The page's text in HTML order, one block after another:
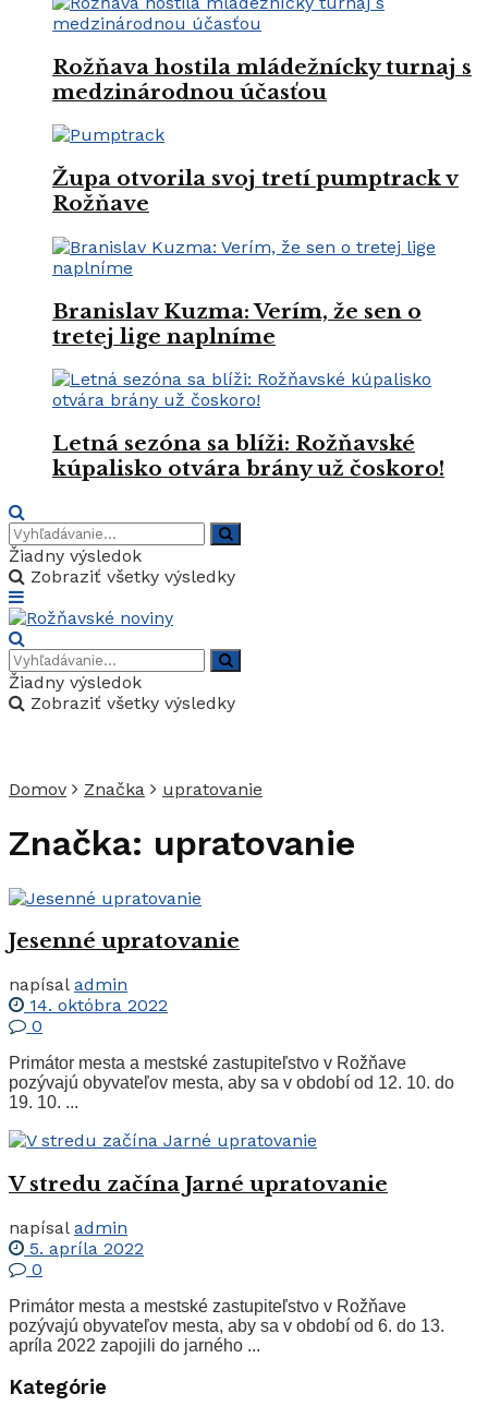
Rožňava hostila mládežnícky turnaj s
medzinárodnou účasťou
Župa otvorila svoj tretí pumptrack v
Rožňave
Branislav Kuzma: Verím, že sen o
tretej lige naplníme
Letná sezóna sa blíži: Rožňavské
kúpalisko otvára brány už čoskoro!
Žiadny výsledok
Zobraziť všetky výsledky
Žiadny výsledok
Zobraziť všetky výsledky
Domov Značka upratovanie
Značka: upratovanie
Jesenné upratovanie
napísal admin
14. októbra 2022
0
Primátor mesta a mestské zastupiteľstvo v Rožňave
pozývajú obyvateľov mesta, aby sa v období od 12. 10. do
19. 10. ...
V stredu začína Jarné upratovanie
napísal admin
5. apríla 2022
0
Primátor mesta a mestské zastupiteľstvo v Rožňave
pozývajú obyvateľov mesta, aby sa v období od 6. do 13.
apríla 2022 zapojili do jarného ...
Kategórie